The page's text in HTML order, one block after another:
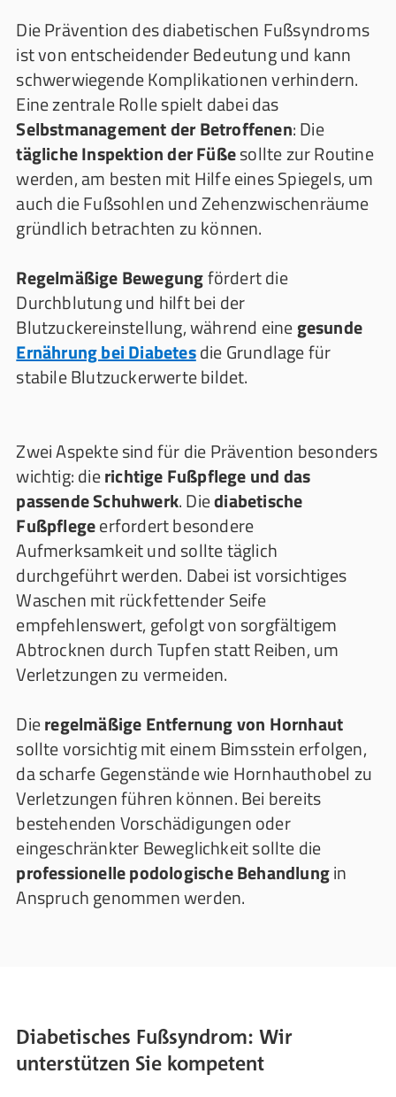
Die Prävention des diabetischen Fußsyndroms
ist von entscheidender Bedeutung und kann
schwerwiegende Komplikationen verhindern.
Eine zentrale Rolle spielt dabei das
Selbstmanagement der Betroffenen: Die
tägliche Inspektion der Füßesollte zur Routine
werden, am besten mit Hilfe eines Spiegels, um
auch die Fußsohlen und Zehenzwischenräume
gründlich betrachten zu können.
Regelmäßige Bewegungfördert die
Durchblutung und hilft bei der
Blutzuckereinstellung, während einegesunde
Ernährung bei Diabetesdie Grundlage für
stabile Blutzuckerwerte bildet.
Zwei Aspekte sind für die Prävention besonders
wichtig: dierichtige Fußpflege und das
passende Schuhwerk. Diediabetische
Fußpflegeerfordert besondere
Aufmerksamkeit und sollte täglich
durchgeführt werden. Dabei ist vorsichtiges
Waschen mit rückfettender Seife
empfehlenswert, gefolgt von sorgfältigem
Abtrocknen durch Tupfen statt Reiben, um
Verletzungen zu vermeiden.
Dieregelmäßige Entfernung von Hornhaut
sollte vorsichtig mit einem Bimsstein erfolgen,
da scharfe Gegenstände wie Hornhauthobel zu
Verletzungen führen können. Bei bereits
bestehenden Vorschädigungen oder
eingeschränkter Beweglichkeit sollte die
professionelle podologische Behandlungin
Anspruch genommen werden.
Diabetisches Fußsyndrom: Wir
unterstützen Sie kompetent